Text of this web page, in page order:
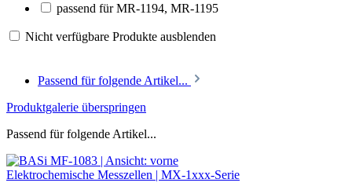
passend für MR-1194, MR-1195
Nicht verfügbare Produkte ausblenden
Passend für folgende Artikel...
Produktgalerie überspringen
Passend für folgende Artikel...
Elektrochemische Messzellen | MX-1xxx-Serie